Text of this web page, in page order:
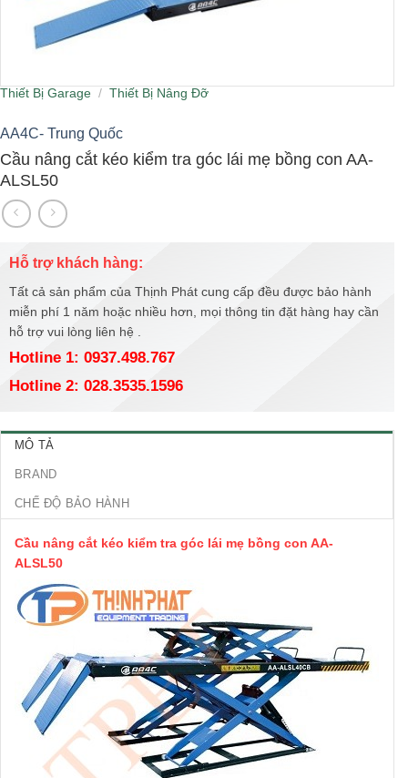
Thiết Bị Garage / Thiết Bị Nâng Đỡ
AA4C- Trung Quốc
Cầu nâng cắt kéo kiểm tra góc lái mẹ bồng con AA-
ALSL50
Hỗ trợ khách hàng:
Tất cả sản phẩm của Thịnh Phát cung cấp đều được bảo hành
miễn phí 1 năm hoặc nhiều hơn, mọi thông tin đặt hàng hay cần
hỗ trợ vui lòng liên hệ .
Hotline 1: 0937.498.767
Hotline 2: 028.3535.1596
MÔ TẢ
BRAND
CHẾ ĐỘ BẢO HÀNH
Cầu nâng cắt kéo kiểm tra góc lái mẹ bồng con AA-
ALSL50